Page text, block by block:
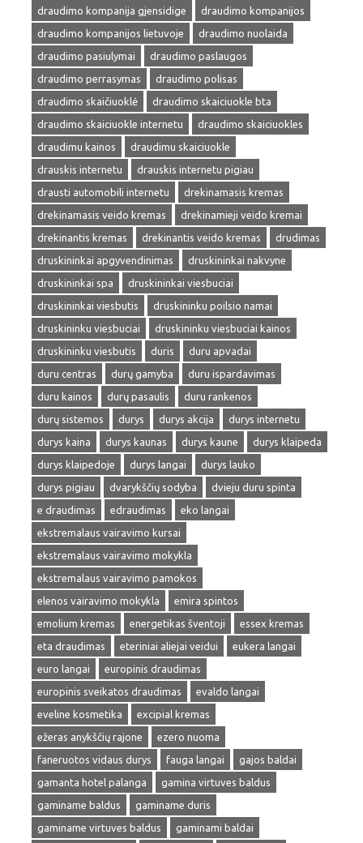
draudimo kompanija gjensidige
draudimo kompanijos
draudimo kompanijos lietuvoje
draudimo nuolaida
draudimo pasiulymai
draudimo paslaugos
draudimo perrasymas
draudimo polisas
draudimo skaičiuoklė
draudimo skaiciuokle bta
draudimo skaiciuokle internetu
draudimo skaiciuokles
draudimu kainos
draudimu skaiciuokle
drauskis internetu
drauskis internetu pigiau
drausti automobili internetu
drekinamasis kremas
drekinamasis veido kremas
drekinamieji veido kremai
drekinantis kremas
drekinantis veido kremas
drudimas
druskininkai apgyvendinimas
druskininkai nakvyne
druskininkai spa
druskininkai viesbuciai
druskininkai viesbutis
druskininku poilsio namai
druskininku viesbuciai
druskininku viesbuciai kainos
druskininku viesbutis
duris
duru apvadai
duru centras
durų gamyba
duru ispardavimas
duru kainos
durų pasaulis
duru rankenos
durų sistemos
durys durys akcija
durys internetu
durys kaina
durys kaunas durys kaune
durys klaipeda
durys klaipedoje
durys langai
durys lauko
durys pigiau
dvarykščių sodyba
dvieju duru spinta
e draudimas
edraudimas
eko langai
ekstremalaus vairavimo kursai
ekstremalaus vairavimo mokykla
ekstremalaus vairavimo pamokos
elenos vairavimo mokykla
emira spintos
emolium kremas
energetikas šventoji
essex kremas
eta draudimas
eteriniai aliejai veidui
eukera langai
euro langai
europinis draudimas
europinis sveikatos draudimas
evaldo langai
eveline kosmetika
excipial kremas
ežeras anykščių rajone
ezero nuoma
faneruotos vidaus durys
fauga langai
gajos baldai
gamanta hotel palanga
gamina virtuves baldus
gaminame baldus
gaminame duris
gaminame virtuves baldus
gaminami baldai